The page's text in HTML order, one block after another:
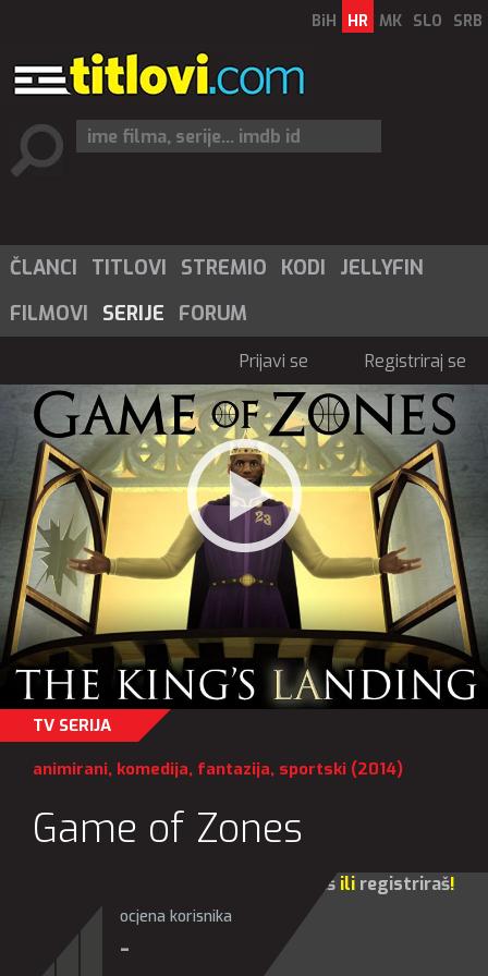
BiH HR MK SLO SRB
ČLANCI TITLOVI STREMIO KODI
JELLYFIN
FILMOVI
SERIJE FORUM
Prijavi se Registriraj se
TV SERIJA
animirani, komedija, fantazija, sportski (2014)
Game of Zones
prijaviš ili registriraš!
ocjena korisnika
-